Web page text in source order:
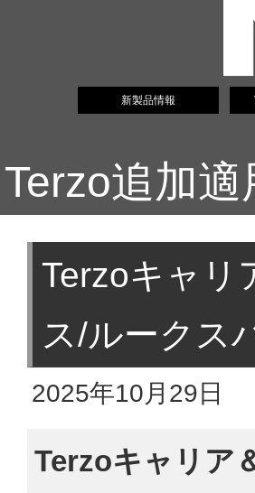
新製品情報
Terzo追加適
Terzoキャリ
ス/ルークス
2025年10月29日
Terzoキャリア